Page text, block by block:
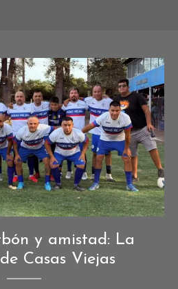
Crónicas,
Crónicas
y amistad: La
Casas Viejas